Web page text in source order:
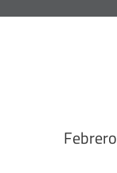
Febrero